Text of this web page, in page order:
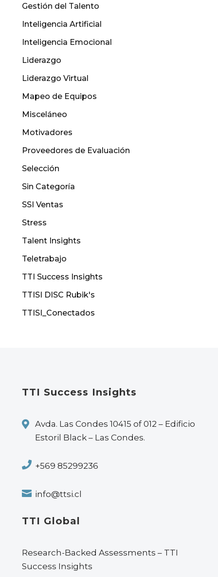
Gestión del Talento
Inteligencia Artificial
Inteligencia Emocional
Liderazgo
Liderazgo Virtual
Mapeo de Equipos
Misceláneo
Motivadores
Proveedores de Evaluación
Selección
Sin Categoría
SSI Ventas
Stress
Talent Insights
Teletrabajo
TTI Success Insights
TTISI DISC Rubik's
TTISI_Conectados
TTI Success Insights

Avda. Las Condes 10415 of 012 – Edificio
Estoril Black – Las Condes.
 +569 85299236
 info@ttsi.cl
TTI Global
Research-Backed Assessments – TTI
Success Insights